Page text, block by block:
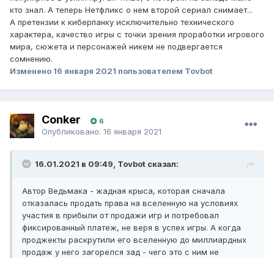
кто знал. А теперь Нетфликс о нем второй сериал снимает...
А претензии к киберпанку исключительно технического
характера, качество игры с точки зрения проработки игрового
мира, сюжета и персонажей никем не подвергается
сомнению.
Изменено 16 января 2021 пользователем Tovbot
Conker 6
Опубликовано: 16 января 2021
16.01.2021 в 09:49, Tovbot сказал:
Автор Ведьмака - жадная крыса, которая сначала
отказалась продать права на вселенную на условиях
участия в прибыли от продажи игр и потребовал
фиксированный платеж, не веря в успех игры. А когда
проджекты раскрутили его вселенную до миллиардных
продаж у него загорелся зад - чего это с ним не